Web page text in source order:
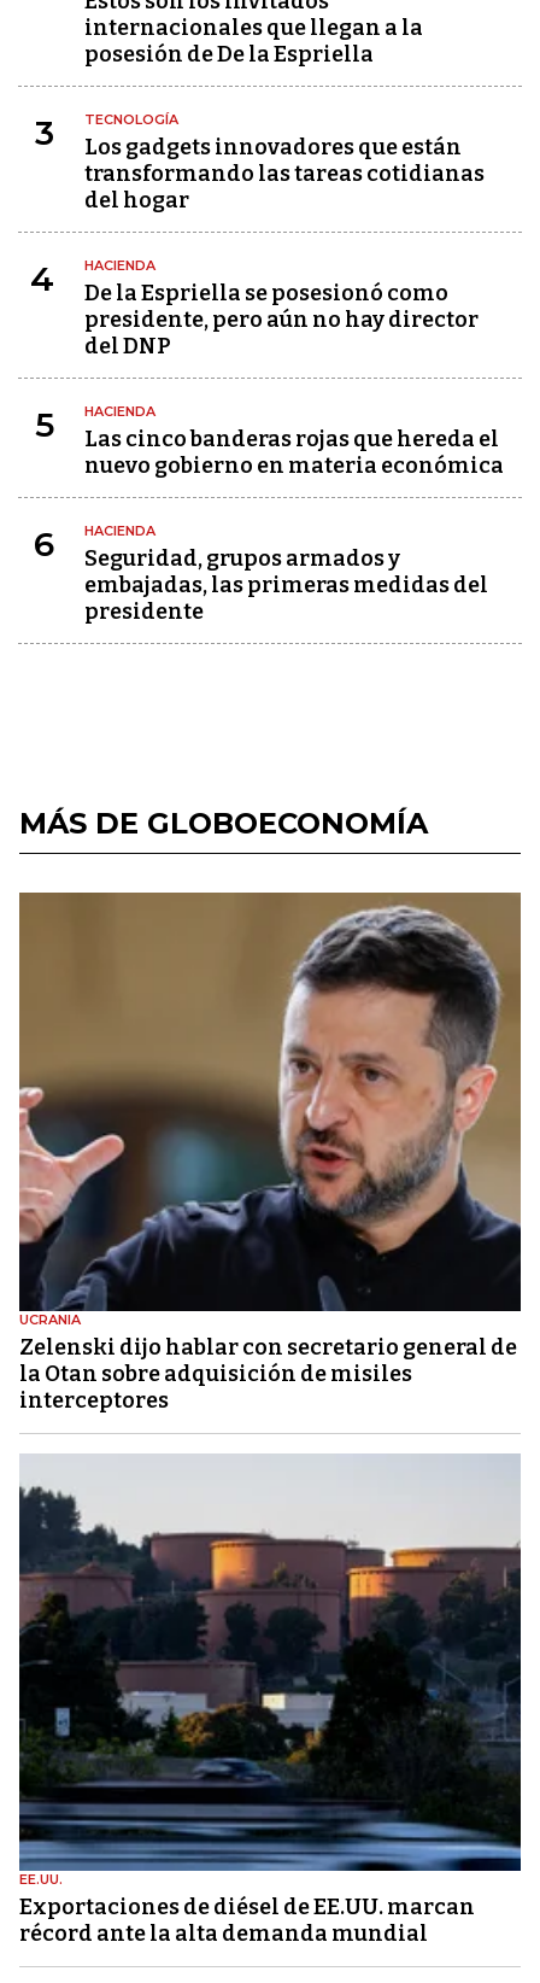
internacionales que llegan a la
posesión de De la Espriella
3 TECNOLOGÍA
Los gadgets innovadores que están
transformando las tareas cotidianas
del hogar
4 HACIENDA
De la Espriella se posesionó como
presidente, pero aún no hay director
del DNP
5 HACIENDA
Las cinco banderas rojas que hereda el
nuevo gobierno en materia económica
6 HACIENDA
Seguridad, grupos armados y
embajadas, las primeras medidas del
presidente
MÁS DE GLOBOECONOMÍA
UCRANIA
Zelenski dijo hablar con secretario general de
la Otan sobre adquisición de misiles
interceptores
EE.UU.
Exportaciones de diésel de EE.UU. marcan
récord ante la alta demanda mundial